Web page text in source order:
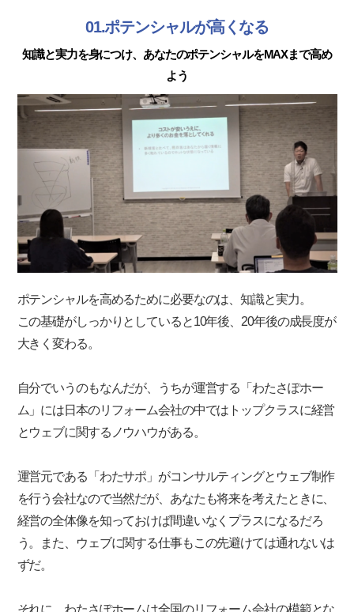
01.ポテンシャルが高くなる
知識と実力を身につけ、あなたのポテンシャルをMAXまで高め
よう
ポテンシャルを高めるために必要なのは、知識と実力。
この基礎がしっかりとしていると10年後、20年後の成長度が
大きく変わる。
自分でいうのもなんだが、うちが運営する「わたさぽホー
ム」には日本のリフォーム会社の中ではトップクラスに経営
とウェブに関するノウハウがある。
運営元である「わたサポ」がコンサルティングとウェブ制作
を行う会社なので当然だが、あなたも将来を考えたときに、
経営の全体像を知っておけば間違いなくプラスになるだろ
う。また、ウェブに関する仕事もこの先避けては通れないは
ずだ。
それに、わたさぽホームは全国のリフォーム会社の模範とな